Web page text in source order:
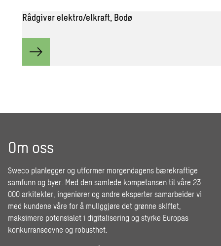
Rådgiver elektro/elkraft, Bodø
Om oss
Sweco planlegger og utformer morgendagens bærekraftige
samfunn og byer. Med den samlede kompetansen til våre 23
000 arkitekter, ingeniører og andre eksperter samarbeider vi
med kundene våre for å muliggjøre det grønne skiftet,
maksimere potensialet i digitalisering og styrke Europas
konkurranseevne og robusthet.